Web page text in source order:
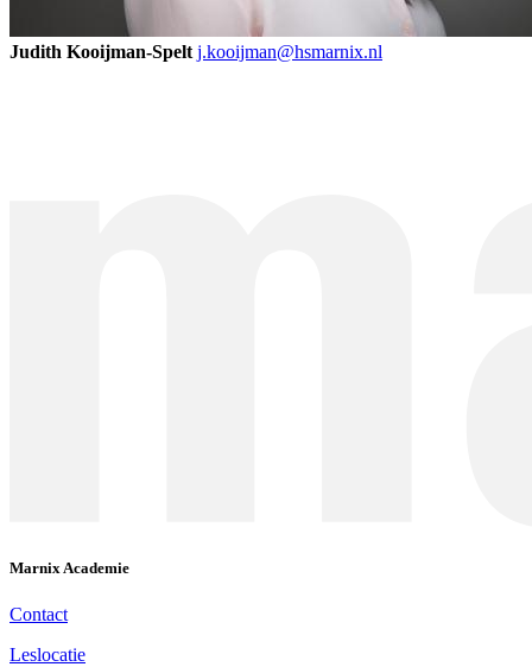
Judith Kooijman-Spelt j.kooijman@hsmarnix.nl
Marnix Academie
Contact
Leslocatie